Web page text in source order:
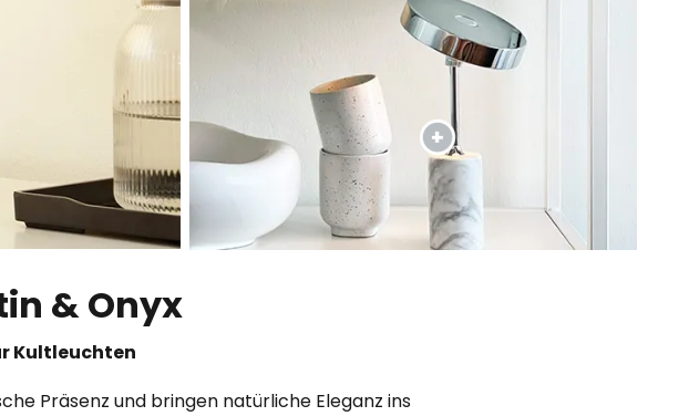
& Onyx
Kultleuchten
Präsenz und bringen natürliche Eleganz ins